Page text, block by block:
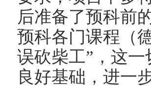
后准备了预科前
预科各门课程（
误砍柴工”，这
良好基础，进一